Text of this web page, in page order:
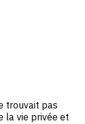
trouvait pas
la vie privée et